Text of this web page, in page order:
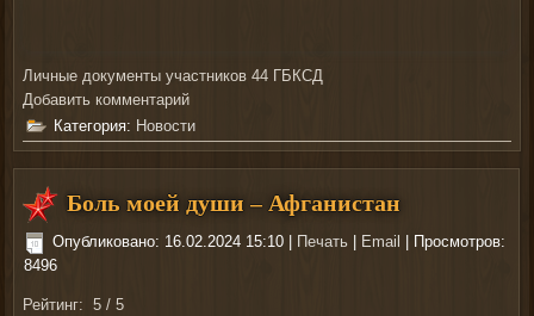
Личные документы участников 44 ГБКСД
Добавить комментарий
Категория: Новости
Боль моей души – Афганистан
Опубликовано: 16.02.2024 15:10 Печать Email
| Просмотров:
8496
Рейтинг:5 /5